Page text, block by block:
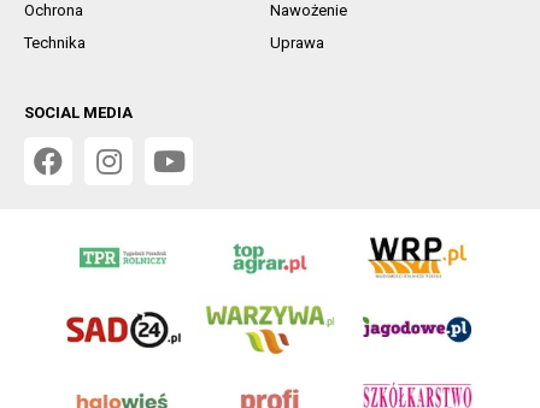
Ochrona
Nawożenie
Technika
Uprawa
SOCIAL MEDIA